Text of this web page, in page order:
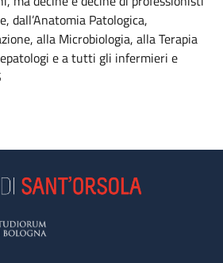
dall’Anatomia Patologica,
alla Microbiologia, alla Terapia
e a tutti gli infermieri e